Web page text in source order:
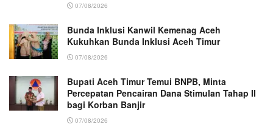
07/08/2026
Bunda Inklusi Kanwil Kemenag Aceh
Kukuhkan Bunda Inklusi Aceh Timur
07/08/2026
Bupati Aceh Timur Temui BNPB, Minta
Percepatan Pencairan Dana Stimulan Tahap II
bagi Korban Banjir
07/08/2026